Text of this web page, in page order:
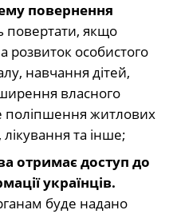
повернення
повертати, якщо
розвиток особистого
навчання дітей,
власного
поліпшення житлових
та інше;
отримає доступ до
українців.
буде надано